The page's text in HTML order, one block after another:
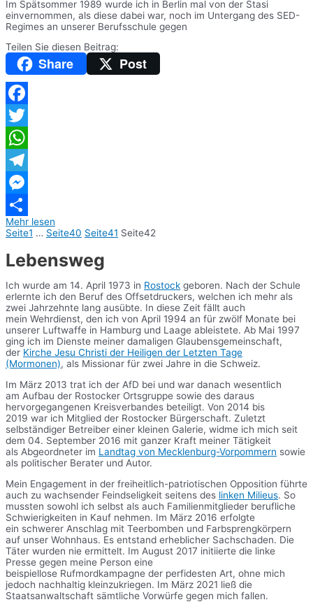
Im Spätsommer 1989 wurde ich in Berlin mal von der Stasi
einvernommen, als diese dabei war, noch im Untergang des SED-
Regimes an unserer Berufsschule gegen
Teilen Sie diesen Beitrag:
Share Post
Facebook
Twitter
WhatsApp
Telegram
Messenger
Teilen
Mehr lesen
Seite1 … Seite40 Seite41 Seite42
Lebensweg
Ich wurde am 14. April 1973 in Rostock geboren. Nach der Schule
erlernte ich den Beruf des Offsetdruckers, welchen ich mehr als
zwei Jahrzehnte lang ausübte. In diese Zeit fällt auch
mein Wehrdienst, den ich von April 1994 an für zwölf Monate bei
unserer Luftwaffe in Hamburg und Laage ableistete. Ab Mai 1997
ging ich im Dienste meiner damaligen Glaubensgemeinschaft,
der Kirche Jesu Christi der Heiligen der Letzten Tage
(Mormonen), als Missionar für zwei Jahre in die Schweiz.
Im März 2013 trat ich der AfD bei und war danach wesentlich
am Aufbau der Rostocker Ortsgruppe sowie des daraus
hervorgegangenen Kreisverbandes beteiligt. Von 2014 bis
2019 war ich Mitglied der Rostocker Bürgerschaft. Zuletzt
selbständiger Betreiber einer kleinen Galerie, widme ich mich seit
dem 04. September 2016 mit ganzer Kraft meiner Tätigkeit
als Abgeordneter im Landtag von Mecklenburg-Vorpommern sowie
als politischer Berater und Autor.
Mein Engagement in der freiheitlich-patriotischen Opposition führte
auch zu wachsender Feindseligkeit seitens des linken Milieus. So
mussten sowohl ich selbst als auch Familienmitglieder berufliche
Schwierigkeiten in Kauf nehmen. Im März 2016 erfolgte
ein schwerer Anschlag mit Teerbomben und Farbsprengkörpern
auf unser Wohnhaus. Es entstand erheblicher Sachschaden. Die
Täter wurden nie ermittelt. Im August 2017 initiierte die linke
Presse gegen meine Person eine
beispiellose Rufmordkampagne der perfidesten Art, ohne mich
jedoch nachhaltig kleinzukriegen. Im März 2021 ließ die
Staatsanwaltschaft sämtliche Vorwürfe gegen mich fallen.